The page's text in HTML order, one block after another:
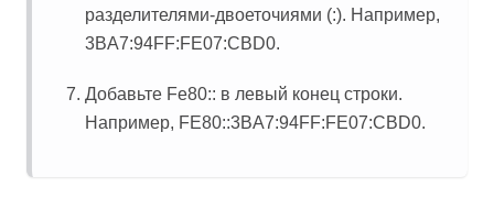
разделителями-двоеточиями (:). Например,
3BA7:94FF:FE07:CBD0.
Добавьте Fe80:: в левый конец строки.
Например, FE80::3BA7:94FF:FE07:CBD0.